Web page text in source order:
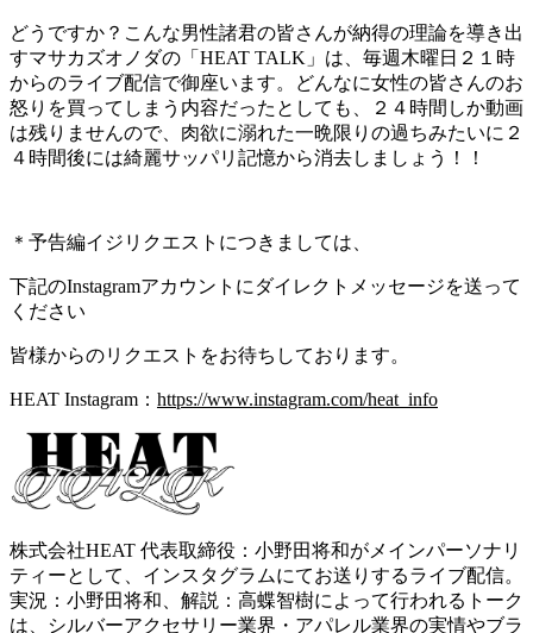
どうですか？こんな男性諸君の皆さんが納得の理論を導き出
すマサカズオノダの「HEAT TALK」は、毎週木曜日２１時
からのライブ配信で御座います。どんなに女性の皆さんのお
怒りを買ってしまう内容だったとしても、２４時間しか動画
は残りませんので、肉欲に溺れた一晩限りの過ちみたいに２
４時間後には綺麗サッパリ記憶から消去しましょう！！
＊予告編イジリクエストにつきましては、
下記のInstagramアカウントにダイレクトメッセージを送って
ください
皆様からのリクエストをお待ちしております。
HEAT Instagram： https://www.instagram.com/heat_info
株式会社HEAT 代表取締役：小野田将和がメインパーソナリ
ティーとして、インスタグラムにてお送りするライブ配信。
実況：小野田将和、解説：高蝶智樹によって行われるトーク
は、シルバーアクセサリー業界・アパレル業界の実情やブラ